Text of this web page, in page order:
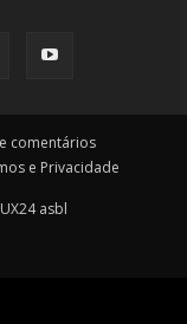
comentários
e Privacidade
asbl